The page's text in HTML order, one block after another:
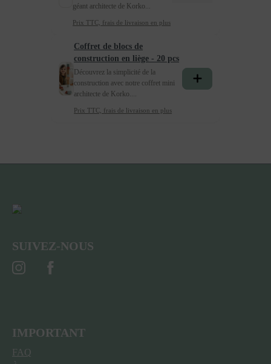
géant architecte de Korko...
Prix TTC, frais de livraison en plus
Coffret de blocs de
construction en liège - 20 pcs
Découvrez la simplicité de la
construction avec notre coffret mini
architecte de Korko....
Prix TTC, frais de livraison en plus
SUIVEZ-NOUS
IMPORTANT
FAQ